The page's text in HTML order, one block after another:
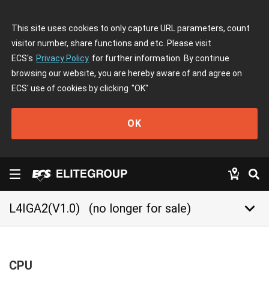
This site uses cookies to only capture URL parameters, count
visitor number, share functions and etc. Please visit
ECS's Privacy Policy for further information. By continue
browsing our website, you are hereby aware of and agree on
ECS' use of cookies by clicking "OK"
OK
L4IGA2(V1.0) (no longer for sale) keyboard_arrow_down
CPU